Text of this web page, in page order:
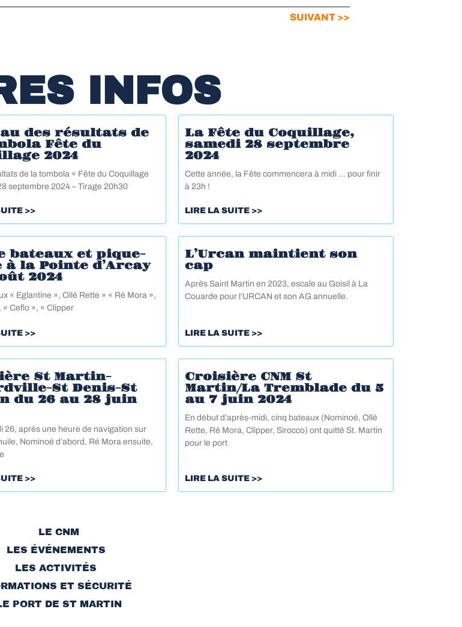
SUIVANT >>
INFOS
des résultats de
Fête du
2024
de la tombola « Fête du Coquillage
septembre 2024 – Tirage 20h30
>>
La Fête du Coquillage,
samedi 28 septembre
2024
Cette année, la Fête commencera à midi … pour finir
à 23h !
LIRE LA SUITE >>
bateaux et pique-
à la Pointe d’Arcay
2024
« Eglantine », Ollé Rette » « Ré Mora »,
« Ceflo », « Clipper
>>
L’Urcan maintient son
cap
Après Saint Martin en 2023, escale au Goisil à La
Couarde pour l’URCAN et son AG annuelle.
LIRE LA SUITE >>
St Martin-
St Denis-St
du 26 au 28 juin
26, après une heure de navigation sur
Nominoé d’abord, Ré Mora ensuite,
>>
Croisière CNM St
Martin/La Tremblade du 5
au 7 juin 2024
En début d’après-midi, cinq bateaux (Nominoé, Ollé
Rette, Ré Mora, Clipper, Sirocco) ont quitté St. Martin
pour le port
LIRE LA SUITE >>
LE CNM
LES ÉVÉNEMENTS
LES ACTIVITÉS
ET SÉCURITÉ
PORT DE ST MARTIN